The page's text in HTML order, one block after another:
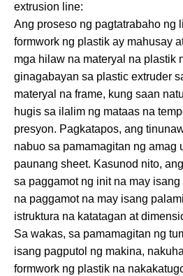
extrusion line:
Ang proseso ng pagtatrabaho ng
formwork ng plastik ay mahusay
mga hilaw na materyal na plastik
ginagabayan sa plastic extruder
materyal na frame, kung saan
hugis sa ilalim ng mataas na
presyon. Pagkatapos, ang
nabuo sa pamamagitan ng amag
paunang sheet. Kasunod nito,
sa paggamot ng init na may
na paggamot na may isang
istruktura na katatagan at
Sa wakas, sa pamamagitan ng
isang pagputol ng makina,
formwork ng plastik na